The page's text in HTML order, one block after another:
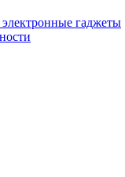
гаджеты